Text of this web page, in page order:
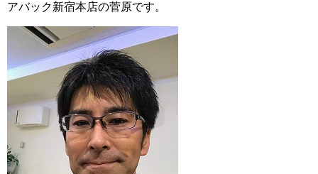
アバック新宿本店の菅原です。